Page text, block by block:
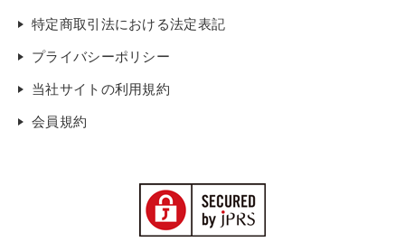
特定商取引法における法定表記
プライバシーポリシー
当社サイトの利用規約
会員規約